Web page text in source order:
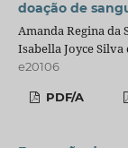
doação de
Amanda Regina da
Isabella Joyce
e20106
PDF/A